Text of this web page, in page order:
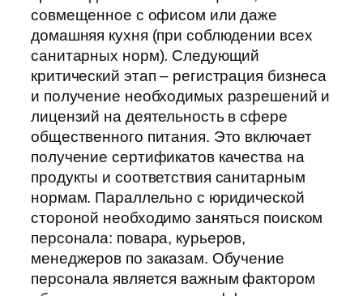
совмещенное с офисом или даже
домашняя кухня (при соблюдении всех
санитарных норм). Следующий
критический этап – регистрация бизнеса
и получение необходимых разрешений и
лицензий на деятельность в сфере
общественного питания. Это включает
получение сертификатов качества на
продукты и соответствия санитарным
нормам. Параллельно с юридической
стороной необходимо заняться поиском
персонала: повара, курьеров,
менеджеров по заказам. Обучение
персонала является важным фактором